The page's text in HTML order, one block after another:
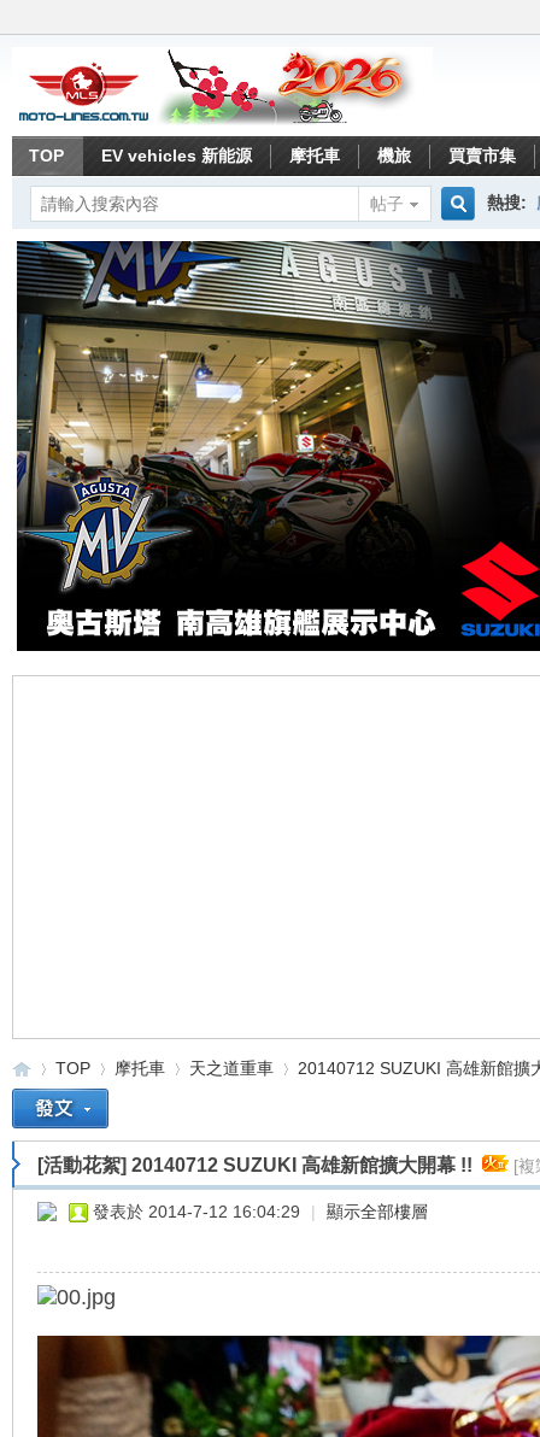
TOP EV vehicles 新能源 摩托車 機旅 買賣市集
帖子
搜
熱搜:
重 »
TOP
›
摩托車
›
天之道重車
›
20140712 SUZUKI 高雄新館擴
[活動花絮] 20140712 SUZUKI 高雄新館擴大開幕 !! [複
發表於 2014-7-12 16:04:29 | 顯示全部樓層